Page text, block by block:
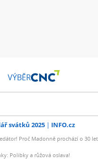
VÝBĚR
svátků 2025 INFO.cz
Proč Madonně prochází o 30
Polibky a růžová oslava!